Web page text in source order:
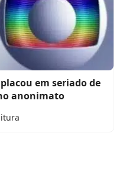
em seriado de
anonimato